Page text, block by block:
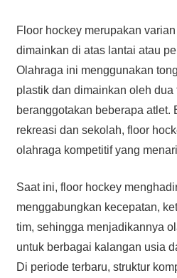
Floor hockey merupakan
dimainkan di atas lantai atau
Olahraga ini menggunakan
plastik dan dimainkan oleh
beranggotakan beberapa atlet.
rekreasi dan sekolah, floor
olahraga kompetitif yang
Saat ini, floor hockey
menggabungkan kecepatan,
tim, sehingga menjadikannya
untuk berbagai kalangan usia
Di periode terbaru, struktur